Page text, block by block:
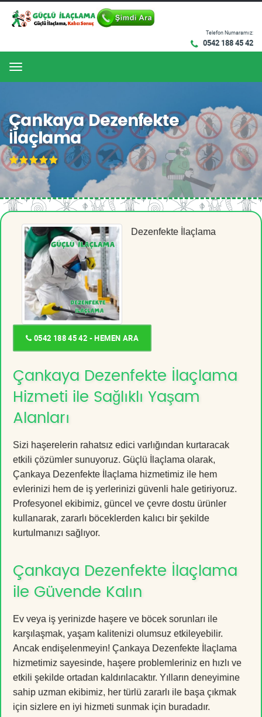
Telefon Numaramız:
0542 188 45 42
Menu
Çankaya Dezenfekte
İlaçlama
Dezenfekte İlaçlama
0542 188 45 42 - HEMEN ARA
Çankaya Dezenfekte İlaçlama
Hizmeti ile Sağlıklı Yaşam
Alanları
Sizi haşerelerin rahatsız edici varlığından kurtaracak
etkili çözümler sunuyoruz. Güçlü İlaçlama olarak,
Çankaya Dezenfekte İlaçlama hizmetimiz ile hem
evlerinizi hem de iş yerlerinizi güvenli hale getiriyoruz.
Profesyonel ekibimiz, güncel ve çevre dostu ürünler
kullanarak, zararlı böceklerden kalıcı bir şekilde
kurtulmanızı sağlıyor.
Çankaya Dezenfekte İlaçlama
ile Güvende Kalın
Ev veya iş yerinizde haşere ve böcek sorunları ile
karşılaşmak, yaşam kalitenizi olumsuz etkileyebilir.
Ancak endişelenmeyin! Çankaya Dezenfekte İlaçlama
hizmetimiz sayesinde, haşere problemleriniz en hızlı ve
etkili şekilde ortadan kaldırılacaktır. Yılların deneyimine
sahip uzman ekibimiz, her türlü zararlı ile başa çıkmak
için sizlere en iyi hizmeti sunmak için buradadır.